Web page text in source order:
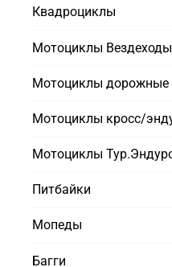
Квадроциклы
Мотоциклы Вездеходы
Мотоциклы дорожные
Мотоциклы кросс/
Мотоциклы
Питбайки
Мопеды
Багги